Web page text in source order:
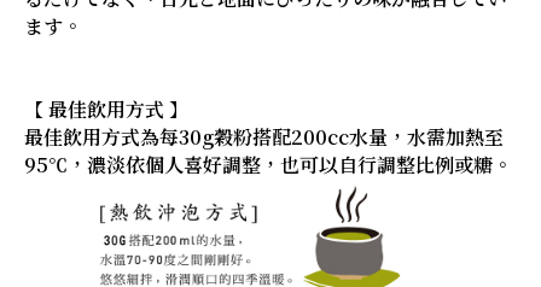
ます。
【 最佳飲用方式 】
最佳飲用方式為每30g穀粉搭配200cc水量，水需加熱至
95℃，濃淡依個人喜好調整，也可以自行調整比例或糖。